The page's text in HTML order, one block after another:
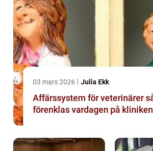
03 mars 2026 Julia Ekk
Affärssystem för veterinärer så
förenklas vardagen på kliniken